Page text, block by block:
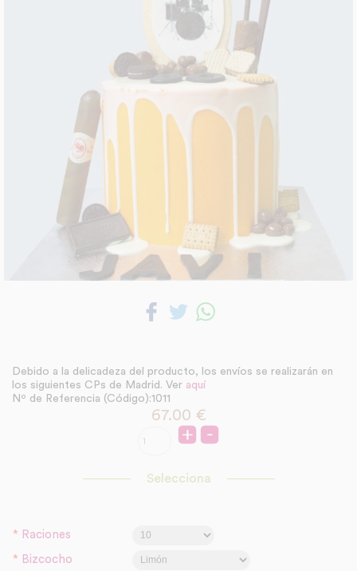
Debido a la delicadeza del producto, los envíos se realizarán en
los siguientes CPs de Madrid. Ver aquí
Nº de Referencia (Código):1011
67.00 €
Selecciona
* Raciones
* Bizcocho